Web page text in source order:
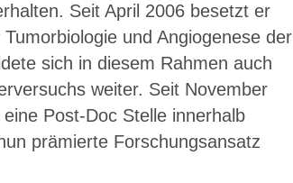
Seit April 2006 besetzt er
und Angiogenese der
sich in diesem Rahmen auch
weiter. Seit November
Post-Doc Stelle innerhalb
prämierte Forschungsansatz